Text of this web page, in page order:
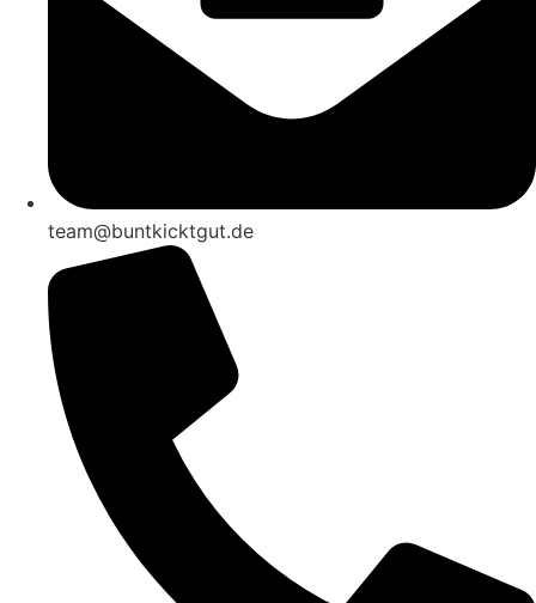
team@buntkicktgut.de